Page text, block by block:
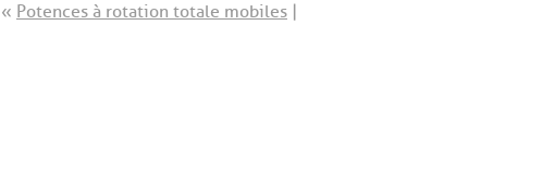
« Potences à rotation totale mobiles